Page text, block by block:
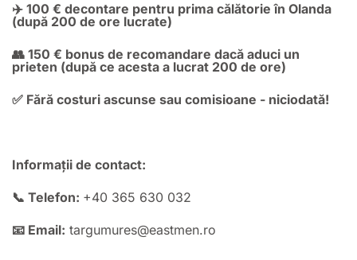
✈️ 100 € decontare pentru prima călătorie în Olanda
(după 200 de ore lucrate)
👥 150 € bonus de recomandare dacă aduci un
prieten (după ce acesta a lucrat 200 de ore)
✅ Fără costuri ascunse sau comisioane - niciodată!
Informații de contact:
📞 Telefon: +40 365 630 032
📧 Email: targumures@eastmen.ro